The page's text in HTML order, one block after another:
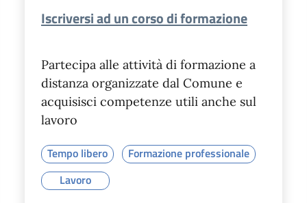
Iscriversi ad un corso di formazione
Partecipa alle attività di formazione a
distanza organizzate dal Comune e
acquisisci competenze utili anche sul
lavoro
Tempo libero
Formazione professionale
Lavoro